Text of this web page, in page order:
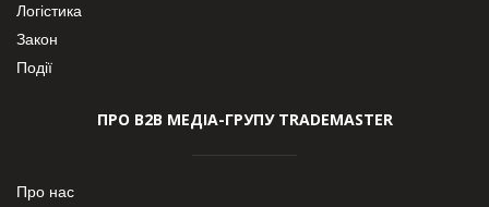
Логістика
Закон
Події
ПРО В2В МЕДІА-ГРУПУ TRADEMASTER
Про нас